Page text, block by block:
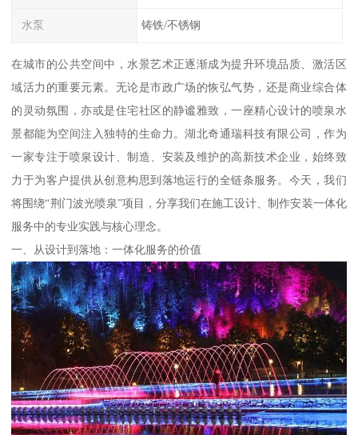
水泵 铸铁/不锈钢
在城市的公共空间中，水景艺术正逐渐成为提升环境品质、激活区
域活力的重要元素。无论是市政广场的恢弘气势，还是商业综合体
的灵动氛围，亦或是住宅社区的静谧雅致，一座精心设计的喷泉水
景都能为空间注入独特的生命力。湖北奇通瑞科技有限公司，作为
一家专注于喷泉设计、制造、安装及维护的高新技术企业，始终致
力于为客户提供从创意构思到落地运行的全链条服务。今天，我们
将围绕“荆门波光喷泉”项目，分享我们在施工设计、制作安装一体化
服务中的专业实践与核心理念。
一、从设计到落地：一体化服务的价值